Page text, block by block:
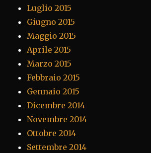
Luglio 2015
Giugno 2015
Maggio 2015
Aprile 2015
Marzo 2015
Febbraio 2015
Gennaio 2015
Dicembre 2014
Novembre 2014
Ottobre 2014
Settembre 2014